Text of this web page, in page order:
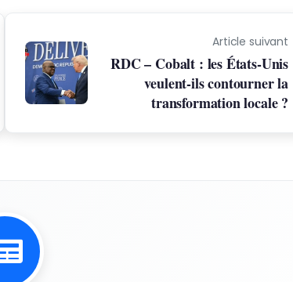
Article suivant
RDC – Cobalt : les États-Unis
veulent-ils contourner la
transformation locale ?